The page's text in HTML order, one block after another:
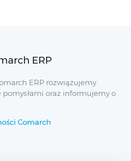
ERP
ERP rozwiązujemy
oraz informujemy o
Comarch